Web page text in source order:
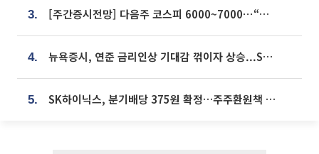
3. [주간증시전망] 다음주 코스피 6000~7000⋯“外人 수급은 정책이 변수”
4. 뉴욕증시, 연준 금리인상 기대감 꺾이자 상승...S&P500 사상 최고치 [종합]
5. SK하이닉스, 분기배당 375원 확정…주주환원책 9월로 앞당겨 발표